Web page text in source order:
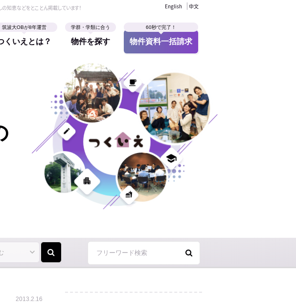
知恵などをとことん掲載しています！ English 中文
筑波大OBが8年運営
くいえとは？
学群・学類に合う
物件を探す
60秒で完了！
物件資料一括請求
2013.2.16